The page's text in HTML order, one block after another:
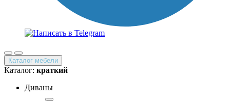
Каталог мебели
Каталог: краткий
Диваны